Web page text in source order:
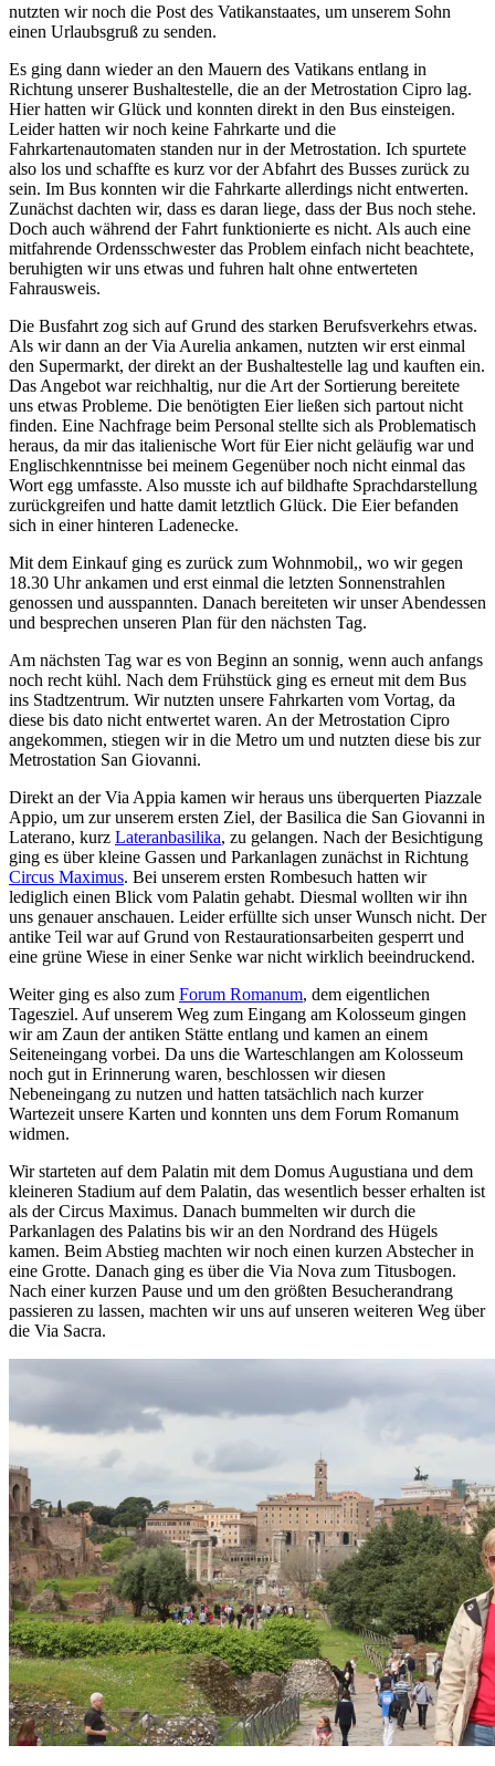
nutzten wir noch die Post des Vatikanstaates, um unserem Sohn
einen Urlaubsgruß zu senden.
Es ging dann wieder an den Mauern des Vatikans entlang in
Richtung unserer Bushaltestelle, die an der Metrostation Cipro lag.
Hier hatten wir Glück und konnten direkt in den Bus einsteigen.
Leider hatten wir noch keine Fahrkarte und die
Fahrkartenautomaten standen nur in der Metrostation. Ich spurtete
also los und schaffte es kurz vor der Abfahrt des Busses zurück zu
sein. Im Bus konnten wir die Fahrkarte allerdings nicht entwerten.
Zunächst dachten wir, dass es daran liege, dass der Bus noch stehe.
Doch auch während der Fahrt funktionierte es nicht. Als auch eine
mitfahrende Ordensschwester das Problem einfach nicht beachtete,
beruhigten wir uns etwas und fuhren halt ohne entwerteten
Fahrausweis.
Die Busfahrt zog sich auf Grund des starken Berufsverkehrs etwas.
Als wir dann an der Via Aurelia ankamen, nutzten wir erst einmal
den Supermarkt, der direkt an der Bushaltestelle lag und kauften ein.
Das Angebot war reichhaltig, nur die Art der Sortierung bereitete
uns etwas Probleme. Die benötigten Eier ließen sich partout nicht
finden. Eine Nachfrage beim Personal stellte sich als Problematisch
heraus, da mir das italienische Wort für Eier nicht geläufig war und
Englischkenntnisse bei meinem Gegenüber noch nicht einmal das
Wort egg umfasste. Also musste ich auf bildhafte Sprachdarstellung
zurückgreifen und hatte damit letztlich Glück. Die Eier befanden
sich in einer hinteren Ladenecke.
Mit dem Einkauf ging es zurück zum Wohnmobil,, wo wir gegen
18.30 Uhr ankamen und erst einmal die letzten Sonnenstrahlen
genossen und ausspannten. Danach bereiteten wir unser Abendessen
und besprechen unseren Plan für den nächsten Tag.
Am nächsten Tag war es von Beginn an sonnig, wenn auch anfangs
noch recht kühl. Nach dem Frühstück ging es erneut mit dem Bus
ins Stadtzentrum. Wir nutzten unsere Fahrkarten vom Vortag, da
diese bis dato nicht entwertet waren. An der Metrostation Cipro
angekommen, stiegen wir in die Metro um und nutzten diese bis zur
Metrostation San Giovanni.
Direkt an der Via Appia kamen wir heraus uns überquerten Piazzale
Appio, um zur unserem ersten Ziel, der Basilica die San Giovanni in
Laterano, kurz Lateranbasilika, zu gelangen. Nach der Besichtigung
ging es über kleine Gassen und Parkanlagen zunächst in Richtung
Circus Maximus. Bei unserem ersten Rombesuch hatten wir
lediglich einen Blick vom Palatin gehabt. Diesmal wollten wir ihn
uns genauer anschauen. Leider erfüllte sich unser Wunsch nicht. Der
antike Teil war auf Grund von Restaurationsarbeiten gesperrt und
eine grüne Wiese in einer Senke war nicht wirklich beeindruckend.
Weiter ging es also zum Forum Romanum, dem eigentlichen
Tagesziel. Auf unserem Weg zum Eingang am Kolosseum gingen
wir am Zaun der antiken Stätte entlang und kamen an einem
Seiteneingang vorbei. Da uns die Warteschlangen am Kolosseum
noch gut in Erinnerung waren, beschlossen wir diesen
Nebeneingang zu nutzen und hatten tatsächlich nach kurzer
Wartezeit unsere Karten und konnten uns dem Forum Romanum
widmen.
Wir starteten auf dem Palatin mit dem Domus Augustiana und dem
kleineren Stadium auf dem Palatin, das wesentlich besser erhalten ist
als der Circus Maximus. Danach bummelten wir durch die
Parkanlagen des Palatins bis wir an den Nordrand des Hügels
kamen. Beim Abstieg machten wir noch einen kurzen Abstecher in
eine Grotte. Danach ging es über die Via Nova zum Titusbogen.
Nach einer kurzen Pause und um den größten Besucherandrang
passieren zu lassen, machten wir uns auf unseren weiteren Weg über
die Via Sacra.